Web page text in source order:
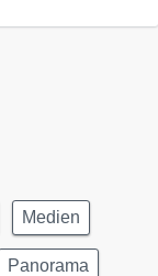
Medien
Panorama